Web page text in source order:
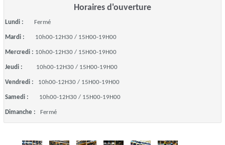
Horaires d'ouverture
Lundi : Fermé
Mardi : 10h00-12H30 / 15H00-19H00
Mercredi : 10h00-12H30 / 15H00-19H00
Jeudi : 10h00-12H30 / 15H00-19H00
Vendredi : 10h00-12H30 / 15H00-19H00
Samedi : 10h00-12H30 / 15H00-19H00
Dimanche : Fermé